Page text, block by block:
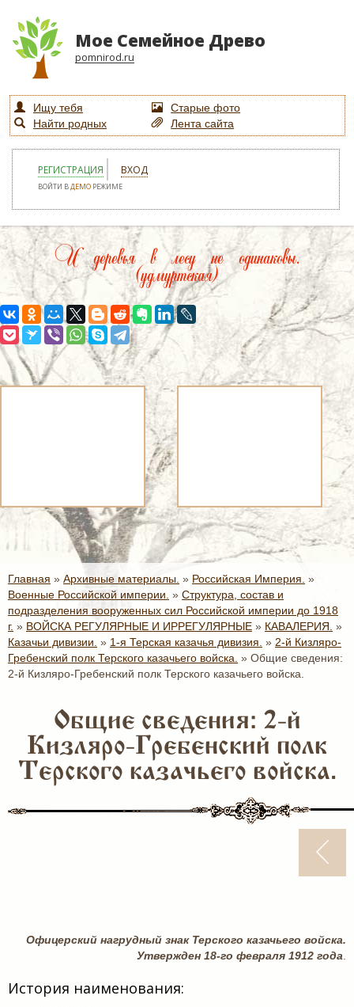
Мое Семейное Древо
pomnirod.ru
Ищу тебя
Старые фото
Найти родных
Лента сайта
РЕГИСТРАЦИЯ ВХОД
ВОЙТИ ВДЕМО РЕЖИМЕ
И деревья в лесу не одинаковы.
(удмуртская)
Главная » Архивные материалы. » Российская Империя. »
Военные Российской империи. » Структура, состав и
подразделения вооруженных сил Российской империи до 1918
г. » ВОЙСКА РЕГУЛЯРНЫЕ И ИРРЕГУЛЯРНЫЕ » КАВАЛЕРИЯ. »
Казачьи дивизии. » 1-я Терская казачья дивизия. » 2-й Кизляро-
Гребенский полк Терского казачьего войска. » Общие сведения:
2-й Кизляро-Гребенский полк Терского казачьего войска.
Общие сведения: 2-й
Кизляро-Гребенский полк
Терского казачьего войска.
Офицерский нагрудный знак Терского казачьего войска.
Утвержден 18-го февраля 1912 года
История наименования: